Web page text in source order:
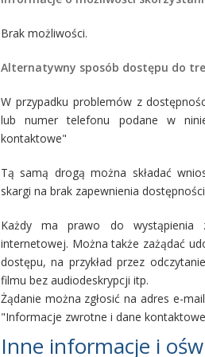
Brak możliwości.
Alternatywny sposób dostępu do
W przypadku problemów z
lub numer telefonu podane w
kontaktowe"
Tą samą drogą można składać
skargi na brak zapewnienia
Każdy ma prawo do wystąpienia
internetowej. Można także zażądać
dostępu, na przykład przez
filmu bez audiodeskrypcji itp.
Żądanie można zgłosić na adres e-
"Informacje zwrotne i dane
Inne informacje i